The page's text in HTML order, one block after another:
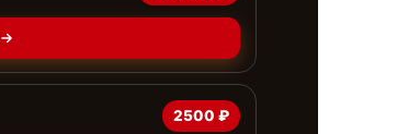
2500 ₽